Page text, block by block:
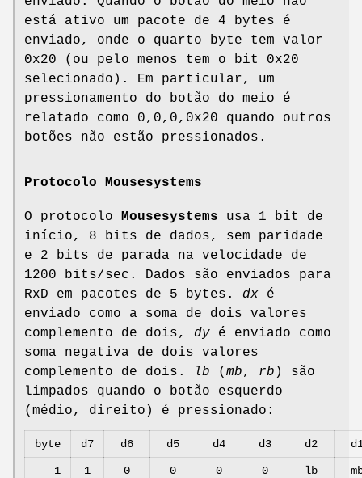
está ativo um pacote de 4 bytes é
enviado, onde o quarto byte tem valor
0x20 (ou pelo menos tem o bit 0x20
selecionado). Em particular, um
pressionamento do botão do meio é
relatado como 0,0,0,0x20 quando outros
botões não estão pressionados.
Protocolo Mousesystems
O protocolo Mousesystems usa 1 bit de
início, 8 bits de dados, sem paridade
e 2 bits de parada na velocidade de
1200 bits/sec. Dados são enviados para
RxD em pacotes de 5 bytes. dx é
enviado como a soma de dois valores
complemento de dois, dy é enviado como
soma negativa de dois valores
complemento de dois.
lb ( mb, rb ) são
limpados quando o botão esquerdo
(médio, direito) é pressionado:
byte d7 d6 d5 d4 d3 d2
1 1 0 0 0 0 lb